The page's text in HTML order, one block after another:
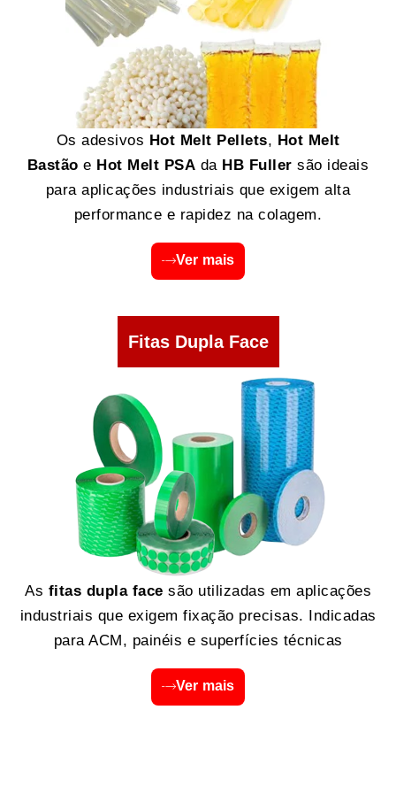
Os adesivos Hot Melt Pellets, Hot Melt
Bastão e Hot Melt PSA da HB Fuller são ideais
para aplicações industriais que exigem alta
performance e rapidez na colagem.
Ver mais
Fitas Dupla Face
As fitas dupla face são utilizadas em aplicações
industriais que exigem fixação precisas. Indicadas
para ACM, painéis e superfícies técnicas
Ver mais